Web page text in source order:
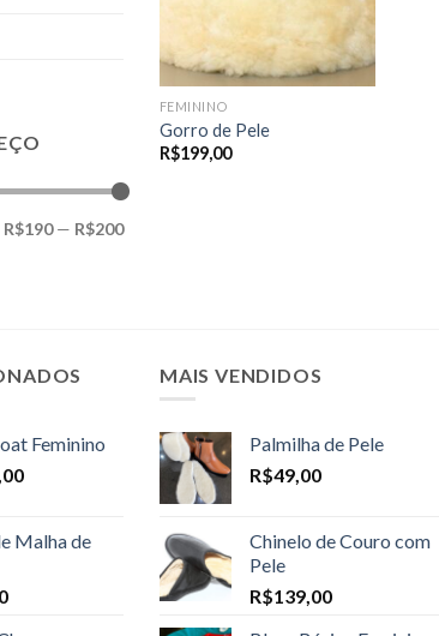
R$190— R$200
FEMININO
Gorro de Pele
R$199,00
Feminino
Malha de
MAIS VENDIDOS
Palmilha de Pele
R$49,00
Chinelo de Couro com
Pele
R$139,00